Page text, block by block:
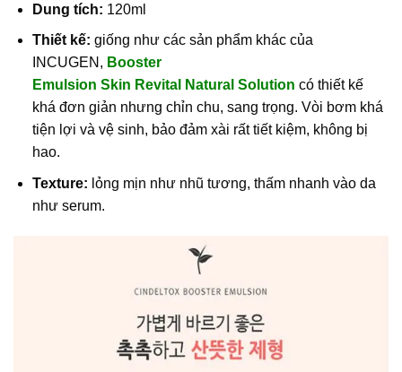
Dung tích: 120ml
Thiết kế: giống như các sản phẩm khác của
INCUGEN, Booster
Emulsion Skin Revital Natural Solution có thiết kế
khá đơn giản nhưng chỉn chu, sang trọng. Vòi bơm khá
tiện lợi và vệ sinh, bảo đảm xài rất tiết kiệm, không bị
hao.
Texture: lỏng mịn như nhũ tương, thấm nhanh vào da
như serum.